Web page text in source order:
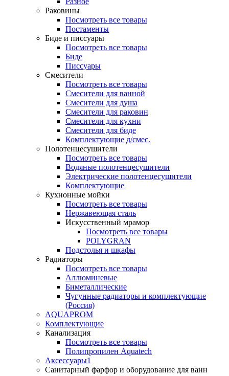
Раковины
Посмотреть все товары
Постаменты
Биде и писсуары
Посмотреть все товары
Биде
Писсуары
Смесители
Посмотреть все товары
Смесители для ванной
Смесители для душа
Смесители для раковин
Смесители для кухни
Смесители для биде
Комплектующие д/смес.
Полотенцесушители
Посмотреть все товары
Водяные полотенцесушители
Электрические полотенцесушители
Комплектующие
Кухнонные мойки
Посмотреть все товары
Нержавеющая сталь
Искусственный мрамор
Посмотреть все товары
POLYGRAN
Подстолья и шкафы
Радиаторы
Посмотреть все товары
Аллюминевые
Биметаллические
Чугунные радиаторы и комплектующие
(Россия)
AQUAPROM
Комплектующие
Канализация
Посмотреть все товары
Полипропилен Aquatech
Аксессуары1
Санитарный фарфор и оборудование для ванн